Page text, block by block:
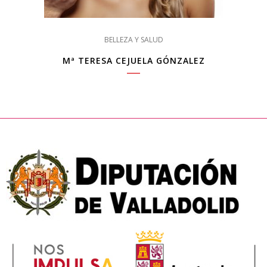
BELLEZA Y SALUD
Mª TERESA CEJUELA GÓNZALEZ